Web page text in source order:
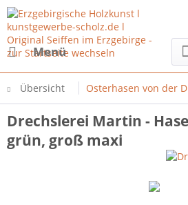
Menü
Übersicht Osterhasen von der
Drechslerei Martin -
grün, groß maxi